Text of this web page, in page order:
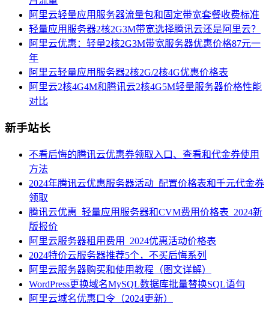
阿里云轻量应用服务器流量包和固定带宽套餐收费标准
轻量应用服务器2核2G3M带宽选择腾讯云还是阿里云？
阿里云优惠：轻量2核2G3M带宽服务器优惠价格87元一
年
阿里云轻量应用服务器2核2G/2核4G优惠价格表
阿里云2核4G4M和腾讯云2核4G5M轻量服务器价格性能
对比
新手站长
不看后悔的腾讯云优惠券领取入口、查看和代金券使用
方法
2024年腾讯云优惠服务器活动_配置价格表和千元代金券
领取
腾讯云优惠_轻量应用服务器和CVM费用价格表_2024新
版报价
阿里云服务器租用费用_2024优惠活动价格表
2024特价云服务器推荐5个，不买后悔系列
阿里云服务器购买和使用教程（图文详解）
WordPress更换域名MySQL数据库批量替换SQL语句
阿里云域名优惠口令（2024更新）